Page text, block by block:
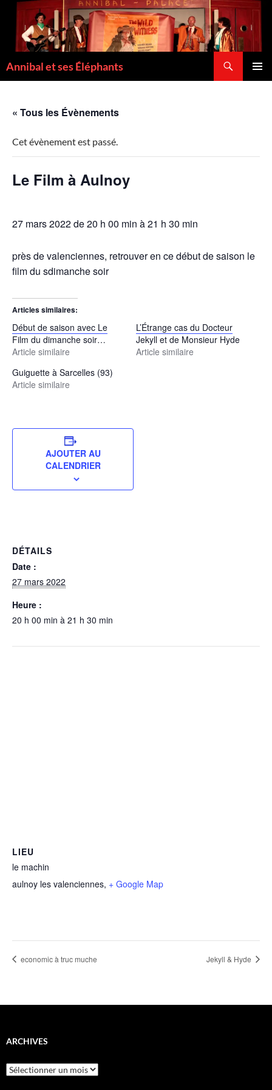
Annibal et ses Éléphants
« Tous les Évènements
Cet évènement est passé.
Le Film à Aulnoy
27 mars 2022 de 20 h 00 min à21 h 30 min
près de valenciennes, retrouver en ce début de saison le
film du sdimanche soir
Articles similaires
Début de saison avec Le
Film du dimanche soir…
Article similaire
L’Étrange cas du Docteur
Jekyll et de Monsieur Hyde
Article similaire
Guiguette à Sarcelles (93)
Article similaire
AJOUTER AU
CALENDRIER
DÉTAILS
Date :
27 mars 2022
Heure :
20 h 00 min à 21 h 30 min
LIEU
le machin
aulnoy les valenciennes, + Google Map
economic à truc muche Jekyll & Hyde
ARCHIVES
Archives